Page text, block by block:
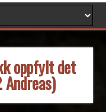
oppfylt det
Andreas)